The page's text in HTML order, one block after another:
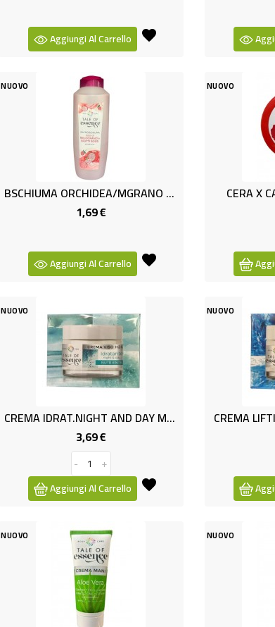
Aggiungi Al Carrello
NUOVO
BSCHIUMA ORCHIDEA/MGRANO ML750
1,69 €Prezzo
Aggiungi Al Carrello
NUOVO
CERA X
NUOVO
CREMA IDRAT.NIGHT AND DAY ML50
3,69 €Prezzo
-
+
Aggiungi Al Carrello
NUOVO
CREMA
NUOVO NUOVO